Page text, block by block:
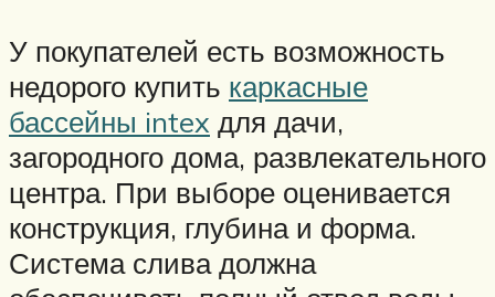
У покупателей есть возможность
недорого купить каркасные
бассейны intex для дачи,
загородного дома, развлекательного
центра. При выборе оценивается
конструкция, глубина и форма.
Система слива должна